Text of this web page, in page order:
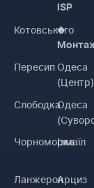
Котовського
Пересип
Слободка
Чорноморка
Ланжерон
ISP
◈
Одеса
(Центр)
Одеса
Ізмаїл
Арциз